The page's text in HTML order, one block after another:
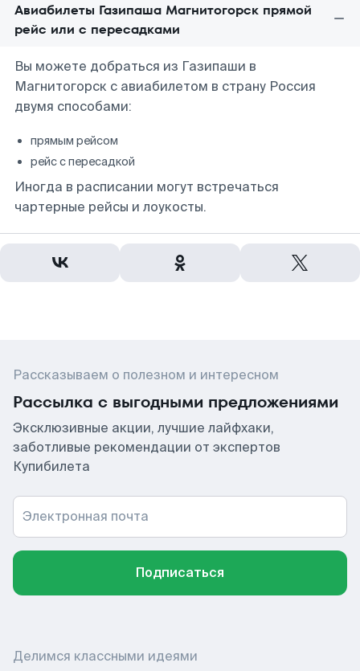
Авиабилеты Газипаша Магнитогорск прямой
рейс или с пересадками
Вы можете добраться из Газипаши в
Магнитогорск с авиабилетом в страну Россия
двумя способами:
прямым рейсом
рейс с пересадкой
Иногда в расписании могут встречаться
чартерные рейсы и лоукосты.
Рассказываем о полезном и интересном
Рассылка с выгодными предложениями
Эксклюзивные акции, лучшие лайфхаки,
заботливые рекомендации от экспертов
Купибилета
Электронная почта
Подписаться
Делимся классными идеями